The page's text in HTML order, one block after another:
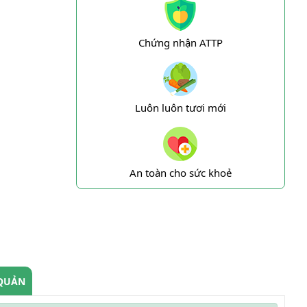
Chứng nhận ATTP
Luôn luôn tươi mới
An toàn cho sức khoẻ